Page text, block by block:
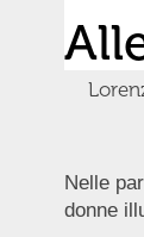
Nelle
donne